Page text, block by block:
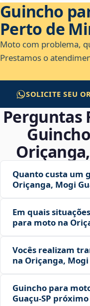
Guincho
Perto de
Moto com problema,
Prestamos o
SOLICITE SEU
Perguntas
Quanto custa um
Oriçanga, Mogi
Em quais
para moto na
Vocês realizam
na Oriçanga, Mogi
Guincho para
Guaçu‑SP